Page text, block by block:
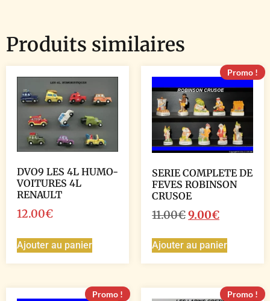
Produits similaires
DVO9 LES 4L HUMO-
VOITURES 4L
RENAULT
12.00€
Ajouter au panier
Promo !
SERIE COMPLETE DE
FEVES ROBINSON
CRUSOE
11.00€9.00€
Ajouter au panier
Promo ! Promo !